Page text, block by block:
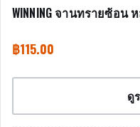
WINNING จานทรายซ้อน
฿115.00
ดู